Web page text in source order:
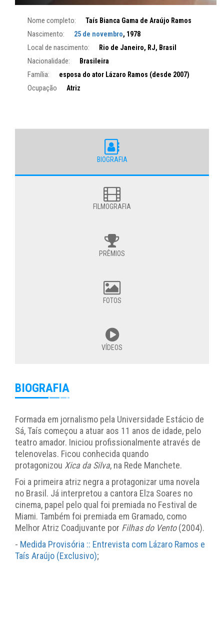
Nome completo: Taís Bianca Gama de Araújo Ramos
Nascimento: 25 de novembro, 1978
Local de nascimento: Rio de Janeiro, RJ, Brasil
Nacionalidade: Brasileira
Família: esposa do ator Lázaro Ramos (desde 2007)
Ocupação Atriz
BIOGRAFIA
FILMOGRAFIA
PRÊMIOS
FOTOS
VÍDEOS
BIOGRAFIA
Formada em jornalismo pela Universidade Estácio de
Sá, Taís começou a atuar aos 11 anos de idade, pelo
teatro amador. Iniciou profissionalmente através de
telenovelas. Ficou conhecida quando
protagonizou Xica da Silva, na Rede Manchete.
Foi a primeira atriz negra a protagonizar uma novela
no Brasil. Já interpretou a cantora Elza Soares no
cinema, papel pelo qual foi premiada no Festival de
Miami. Também foi premiada em Gramado, como
Melhor Atriz Coadjuvante por Filhas do Vento(2004).
- Medida Provisória :: Entrevista com Lázaro Ramos e
Taís Araújo (Exclusivo);